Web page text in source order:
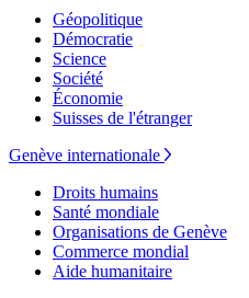
Géopolitique
Démocratie
Science
Société
Économie
Suisses de l'étranger
Genève internationale
Droits humains
Santé mondiale
Organisations de Genève
Commerce mondial
Aide humanitaire